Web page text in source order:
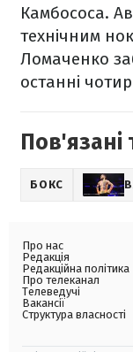
Камбососа.
технічним
Ломаченко
останні
Пов'язані
БОКС
Про нас
Редакція
Редакційна політика
Про телеканал
Телеведучі
Вакансії
Структура власності